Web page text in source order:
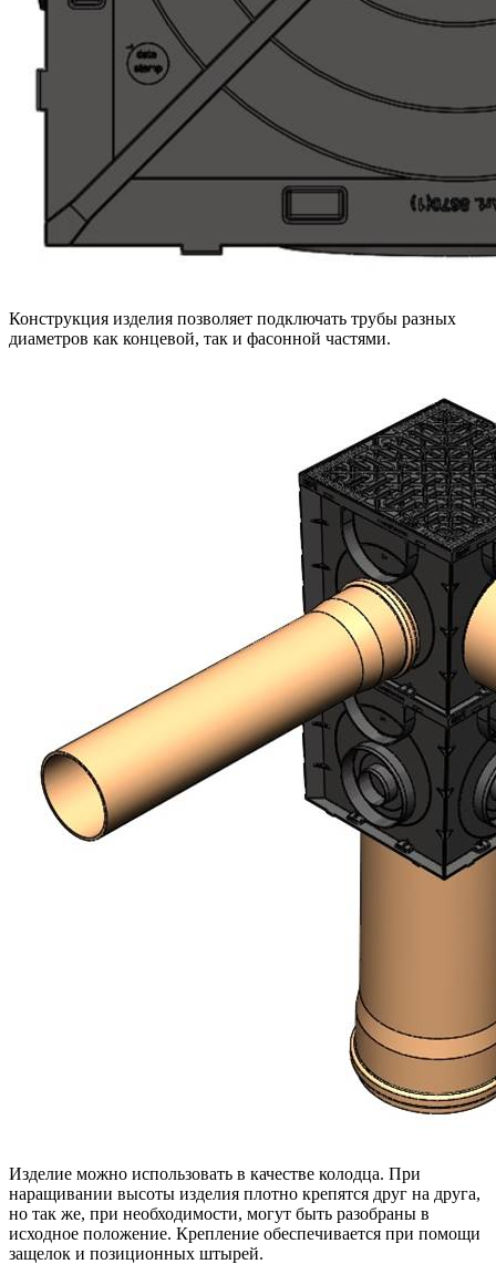
Конструкция изделия позволяет подключать трубы разных
диаметров как концевой, так и фасонной частями.
Изделие можно использовать в качестве колодца. При
наращивании высоты изделия плотно крепятся друг на друга,
но так же, при необходимости, могут быть разобраны в
исходное положение. Крепление обеспечивается при помощи
защелок и позиционных штырей.